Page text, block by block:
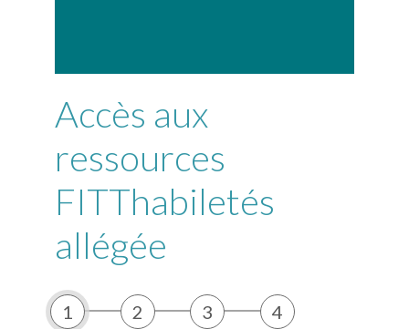
Accès aux
ressources
FITThabiletés
allégée
1 2 3 4